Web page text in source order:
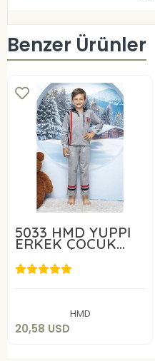
Benzer Ürünler
5033 HMD YUPPİ
ERKEK ÇOCUK
KAPŞON
FERMARLI
EŞORFMA
HMD
20,58 USD
20,58 USD